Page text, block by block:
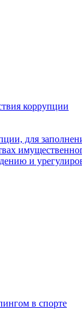
коррупции
для
и
в спорте